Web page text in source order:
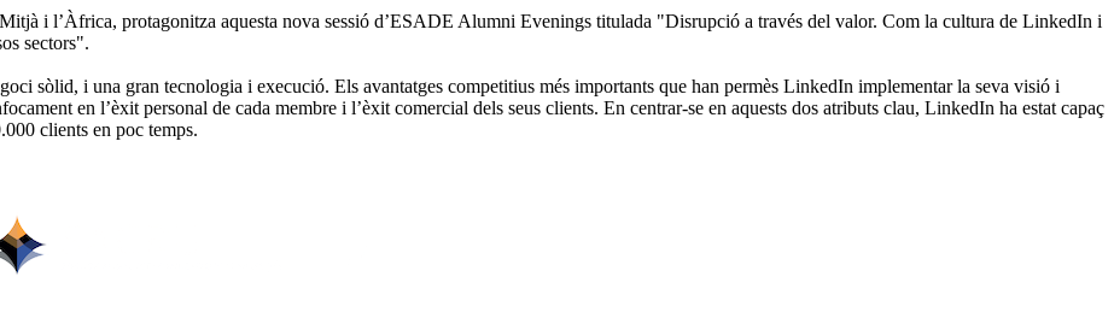
i l’Àfrica, protagonitza aquesta nova sessió d’ESADE Alumni Evenings titulada "Disrupció a través del valor. Com la cultura de LinkedIn i
sectors".
sòlid, i una gran tecnologia i execució. Els avantatges competitius més importants que han permès LinkedIn implementar la seva visió i
en l’èxit personal de cada membre i l’èxit comercial dels seus clients. En centrar-se en aquests dos atributs clau, LinkedIn ha estat capaç
clients en poc temps.